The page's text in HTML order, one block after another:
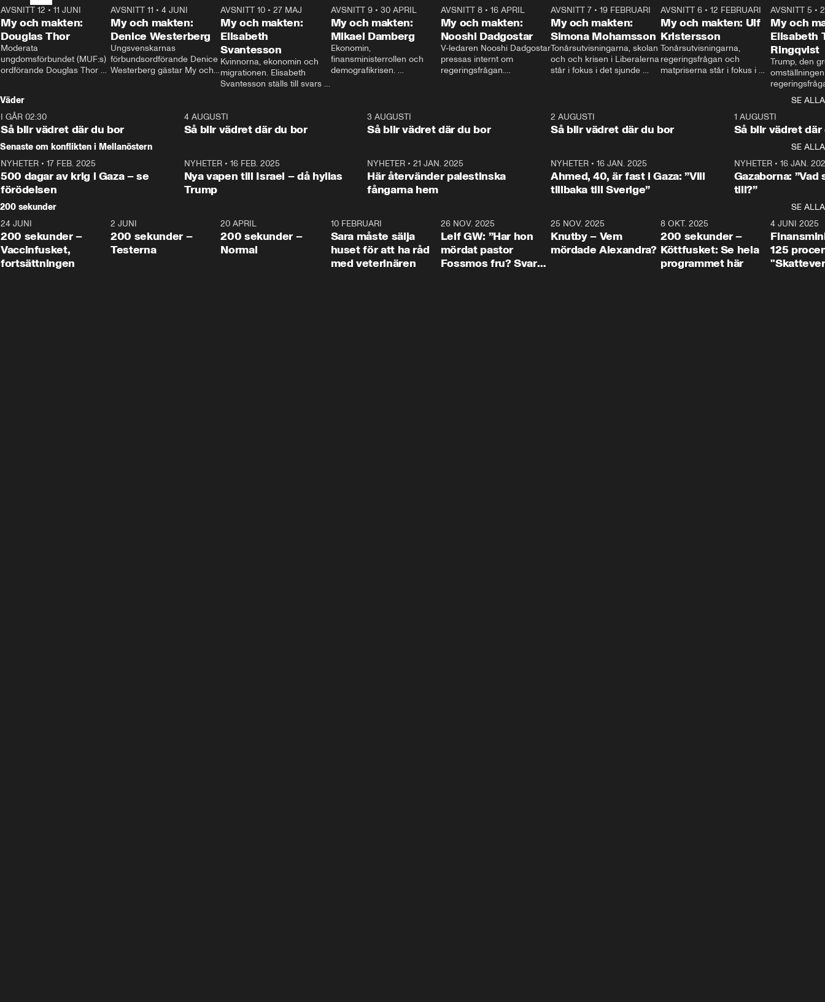
26:27
AVSNITT 12 • 11 JUNI
My och makten:
Douglas Thor
Moderata
ungdomsförbundet (MUF:s)
ordförande Douglas Thor
tonårsutvisningarna och hur
Moderaterna ska locka
väljare till valet i höst.
23:40
AVSNITT 11 •4 JUNI
My och makten:
Denice Westerberg
Ungsvenskarnas
förbundsordförande Denice
Westerberg gästar My och
AVSNITT 10 •27 MAJ
My och makten:
Elisabeth
Svantesson
Kvinnorna, ekonomin och
migrationen. Elisabeth
Svantesson ställs till svars
AVSNITT 9• 30 APRIL
My och makten:
Mikael Damberg
Ekonomin,
finansministerrollen och
demografikrisen.
och Makten.
AVSNITT 8• 16 APRIL
My och makten:
Nooshi Dadgostar
V-ledaren Nooshi Dadgostar
pressas internt om
regeringsfrågan.
– Vi ställer upp i val. Ska vi
vara med så sitter vi förstås
24:30
AVSNITT 7• 19 FEBRUARI
My och makten:
Simona Mohamsson
Tonårsutvisningarna, skolan
och och krisen i Liberalerna
står i fokus i det sjunde
kommentator My
Rohwedder ställer
utbildnings- och
Mohamsson till svars.
27:30
AVSNITT 6 •12 FEBRUARI
My och makten: Ulf
Kristersson
Tonårsutvisningarna,
regeringsfrågan och
matpriserna står i fokus i
Rohwedder ställer
statsminister Ulf Kristersson
AVSNITT 5 •
My och
Elisabeth
Ringqvist
Trump, den
centrum i
avsnittet av
Makten”. Se
Aftonbladets
Rohwedder
Thand Ring
Väder
SE ALLA
I GÅR 02:30
Så blir vädret där du bor
1:06
4 AUGUSTI
Så blir vädret där du bor
3 AUGUSTI
Så blir vädret där du bor
2 AUGUSTI
Så blir vädret där du bor
1 AUGUSTI
Så blir vädret där
Senaste om konflikten i Mellanöstern
SE ALLA
NYHETER • 17 FEB. 2025
500 dagar av krig i Gaza – se
förödelsen
NYHETER• 16 FEB. 2025
Nya vapen till Israel – då hyllas
Trump
NYHETER •21 JAN. 2025
Här återvänder palestinska
fångarna hem
NYHETER• 16 JAN. 2025
Ahmed, 40, är fast i Gaza: ”Vill
tillbaka till Sverige”
NYHETER• 16 JAN.
Gazaborna:
till?”
200 sekunder
SE ALLA
5:00
24 JUNI
200 sekunder –
Vaccinfusket,
fortsättningen
4:23
2 JUNI
200 sekunder –
Testerna
20 APRIL
200 sekunder –
Normal
10 FEBRUARI
Sara måste sälja
huset för att ha råd
med veterinären
26 NOV. 2025
Leif GW: ”Har hon
mördat pastor
Fossmos fru? Svar
31:05
25 NOV. 2025
Knutby – Vem
mördade Alexandra?
4:29
8 OKT. 2025
200 sekunder –
Köttfusket: Se hela
programmet här
4 JUNI 2025
125